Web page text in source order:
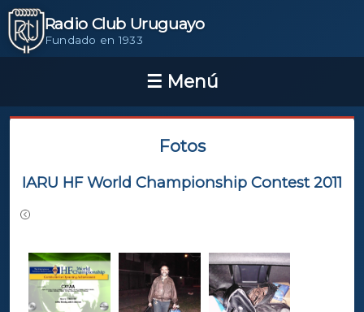
Radio Club Uruguayo
Fundado en 1933
Fotos
IARU HF World Championship Contest 2011